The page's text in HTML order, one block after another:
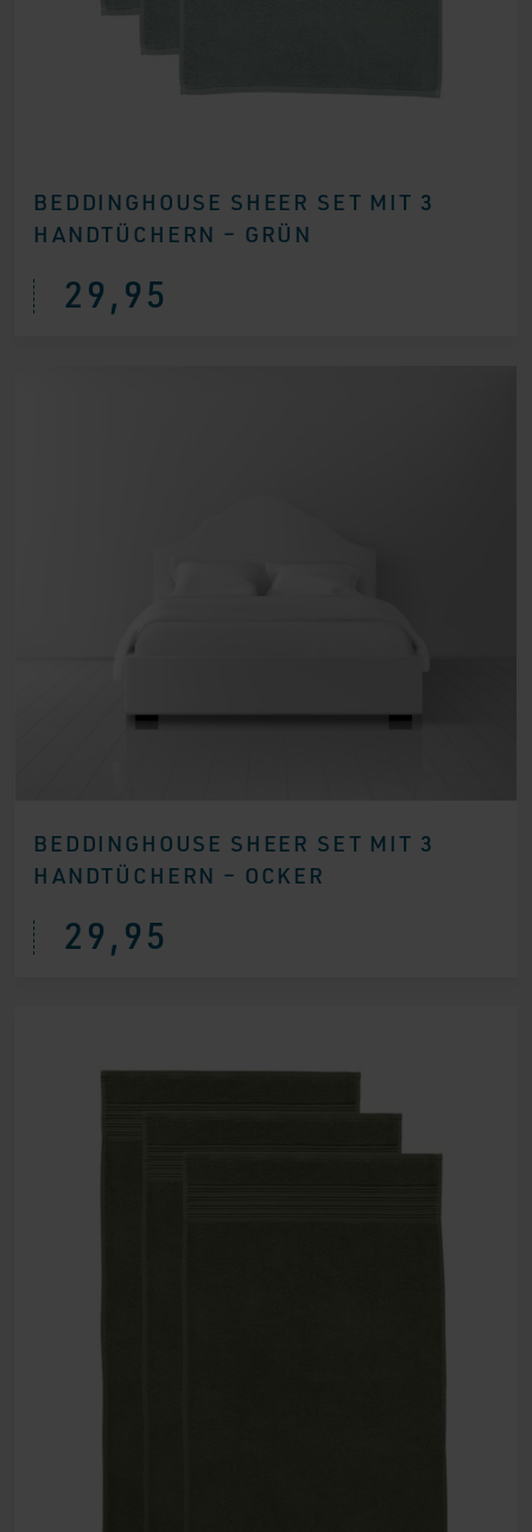
BEDDINGHOUSE SHEER SET MIT 3
HANDTÜCHERN – GRÜN
29,95
BEDDINGHOUSE SHEER SET MIT 3
HANDTÜCHERN – OCKER
29,95